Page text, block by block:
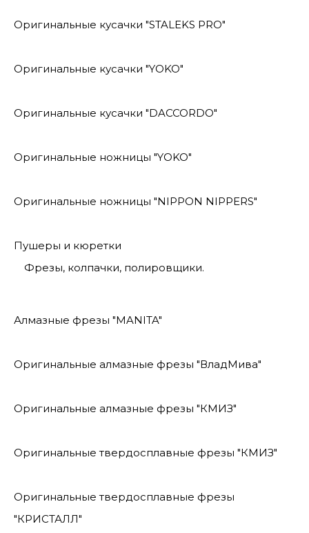
Оригинальные кусачки "STALEKS PRO"
Оригинальные кусачки "YOKO"
Оригинальные кусачки "DACCORDO"
Оригинальные ножницы "YOKO"
Оригинальные ножницы "NIPPON NIPPERS"
Пушеры и кюретки
Фрезы, колпачки, полировщики.
Алмазные фрезы "MANITA"
Оригинальные алмазные фрезы "ВладМива"
Оригинальные алмазные фрезы "КМИЗ"
Оригинальные твердосплавные фрезы "КМИЗ"
Оригинальные твердосплавные фрезы
"КРИСТАЛЛ"